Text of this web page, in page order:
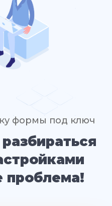
формы под ключ
проблема!